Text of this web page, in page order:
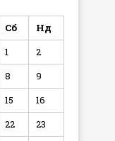
Сб
Нд
1
2
8
9
15
16
22
23